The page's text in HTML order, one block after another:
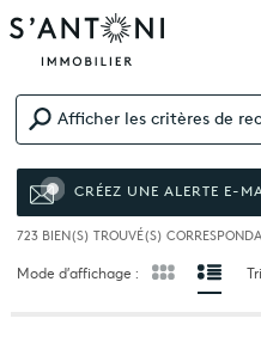
Afficher les critères de
CRÉEZ UNE ALERTE E-
723BIEN(S) TROUVÉ(S)
Mode d’affichage :